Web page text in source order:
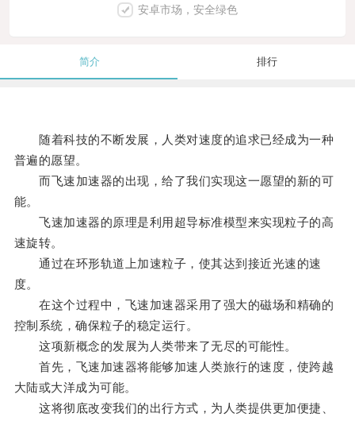
安卓市场，安全绿色
简介 排行
随着科技的不断发展，人类对速度的追求已经成为一种
普遍的愿望。
而飞速加速器的出现，给了我们实现这一愿望的新的可
能。
飞速加速器的原理是利用超导标准模型来实现粒子的高
速旋转。
通过在环形轨道上加速粒子，使其达到接近光速的速
度。
在这个过程中，飞速加速器采用了强大的磁场和精确的
控制系统，确保粒子的稳定运行。
这项新概念的发展为人类带来了无尽的可能性。
首先，飞速加速器将能够加速人类旅行的速度，使跨越
大陆或大洋成为可能。
这将彻底改变我们的出行方式，为人类提供更加便捷、